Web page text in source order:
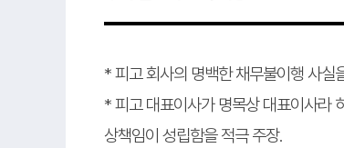
* 피고 회사의 명백한 채무불이행 사실
* 피고 대표이사가 명목상 대표이사라
상책임이 성립함을 적극 주장.